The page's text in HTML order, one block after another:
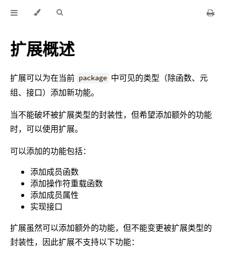
扩展概述
扩展可以为在当前 package 中可见的类型（除函数、元
组、接口）添加新功能。
当不能破坏被扩展类型的封装性，但希望添加额外的功能
时，可以使用扩展。
可以添加的功能包括：
添加成员函数
添加操作符重载函数
添加成员属性
实现接口
扩展虽然可以添加额外的功能，但不能变更被扩展类型的
封装性，因此扩展不支持以下功能：